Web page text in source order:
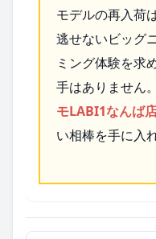
モデルの再入荷
逃せないビッグ
ミング体験を求
手はありません
モLABI1なんば
い相棒を手に入